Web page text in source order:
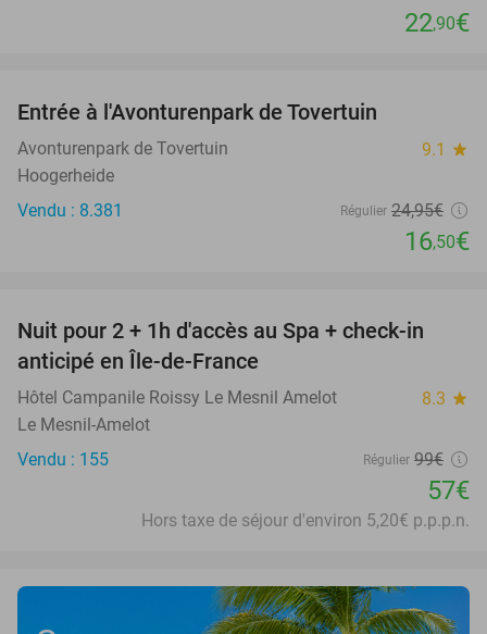
22,90€
Entrée à l'Avonturenpark de Tovertuin
Avonturenpark de Tovertuin 9.1 star
Hoogerheide
Vendu : 8.381
Régulier 24,95€
16,50€
42%
Nuit pour 2 + 1h d'accès au Spa + check-in
anticipé en Île-de-France
Hôtel Campanile Roissy Le Mesnil Amelot 8.3 star
Le Mesnil-Amelot
Vendu : 155
Régulier 99€
57€
Hors taxe de séjour d'environ 5,20€ p.p.p.n.